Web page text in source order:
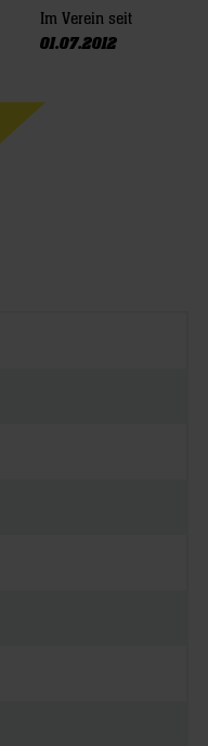
Im Verein seit
01.07.2012